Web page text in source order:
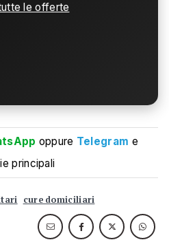
le offerte
oppure Telegram e
principali
cure domiciliari